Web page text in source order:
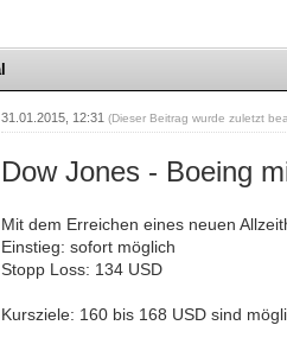
31.01.2015, 12:31(Dieser Beitrag wurde zuletzt
Dow Jones - Boeing
Mit dem Erreichen eines neuen
Einstieg: sofort möglich
Stopp Loss: 134 USD
Kursziele: 160 bis 168 USD sind